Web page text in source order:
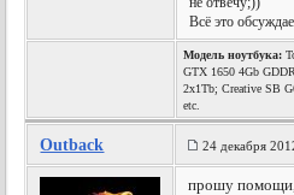
Всё это
Модель ноутбука:
GTX 1650 4Gb
2x1Tb; Creative SB
etc.
Outback 24 декабря
прошу помощи,